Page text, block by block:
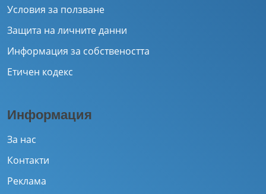
Условия за ползване
Защита на личните данни
Информация за собствеността
Етичен кодекс
Информация
За нас
Контакти
Реклама